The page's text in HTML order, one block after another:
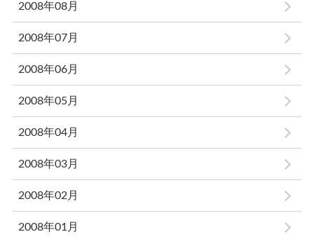
2008年08月
2008年07月
2008年06月
2008年05月
2008年04月
2008年03月
2008年02月
2008年01月